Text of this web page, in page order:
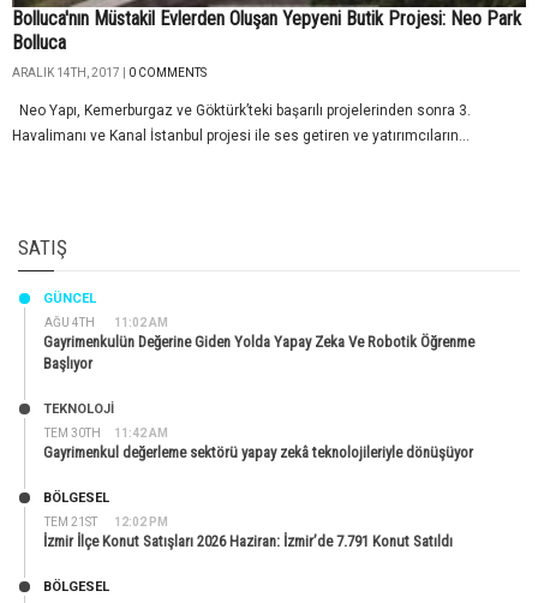
Bolluca'nın Müstakil Evlerden Oluşan Yepyeni Butik Projesi: Neo Park
Bolluca
ARALIK 14TH, 2017 | 0 COMMENTS
Neo Yapı, Kemerburgaz ve Göktürk’teki başarılı projelerinden sonra 3.
Havalimanı ve Kanal İstanbul projesi ile ses getiren ve yatırımcıların...
SATIŞ
AĞU 4TH 11:02 AM
GÜNCEL
Gayrimenkulün Değerine Giden Yolda Yapay Zeka Ve Robotik Öğrenme
Başlıyor
TEM 30TH 11:42 AM
TEKNOLOJİ
Gayrimenkul değerleme sektörü yapay zekâ teknolojileriyle dönüşüyor
TEM 21ST 12:02 PM
BÖLGESEL
İzmir İlçe Konut Satışları 2026 Haziran: İzmir’de 7.791 Konut Satıldı
BÖLGESEL